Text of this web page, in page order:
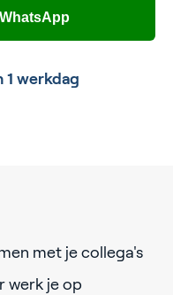
1 werkdag
met je collega's
werk je op